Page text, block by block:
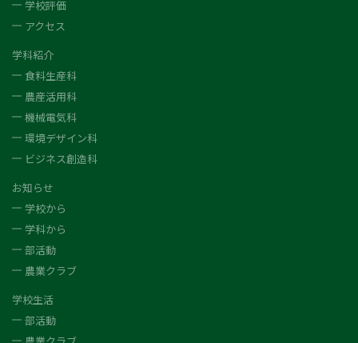
学校評価
アクセス
学科紹介
食料生産科
農産活用科
機械電気科
環境デザイン科
ビジネス創造科
お知らせ
学校から
学科から
部活動
農業クラブ
学校生活
部活動